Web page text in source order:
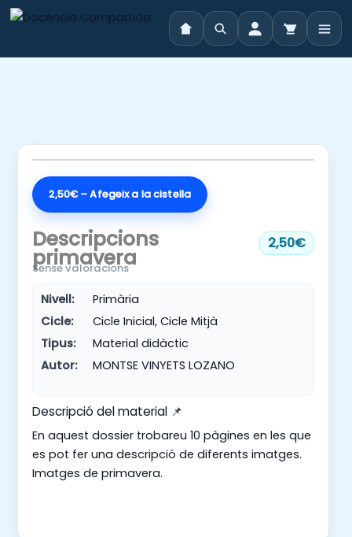
2,50€ – Afegeix a la cistella
Descripcions
primavera
2,50€
Sense valoracions
Nivell:
Primària
Cicle:
Cicle Inicial, Cicle Mitjà
Tipus:
Material didàctic
Autor:
MONTSE VINYETS LOZANO
Descripció del material 📌
En aquest dossier trobareu 10 pàgines en les que
es pot fer una descripció de diferents imatges.
Imatges de primavera.